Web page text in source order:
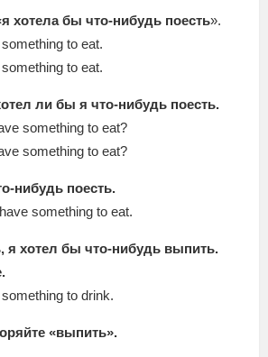
хотела бы что-нибудь поесть».
something to eat.
something to eat.
ли бы я что-нибудь поесть.
something to eat?
something to eat?
нибудь поесть.
something to eat.
я хотел бы что-нибудь выпить.
something to drink.
«выпить».